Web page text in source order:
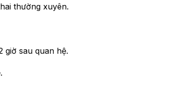
thường xuyên.
giờ sau quan hệ.